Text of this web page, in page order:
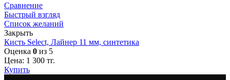
Сравнение
Быстрый взгляд
Список желаний
Закрыть
Кисть Select, Лайнер 11 мм, синтетика
Оценка 0 из 5
Цена: 1 300 тг.
Купить